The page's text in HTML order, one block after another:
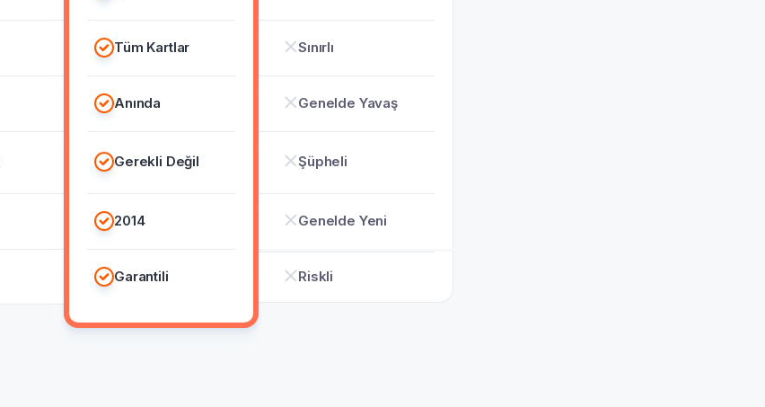
Tüm Kartlar Sınırlı
Anında Genelde Yavaş
Gerekli Değil Şüpheli
2014 Genelde Yeni
Garantili Riskli